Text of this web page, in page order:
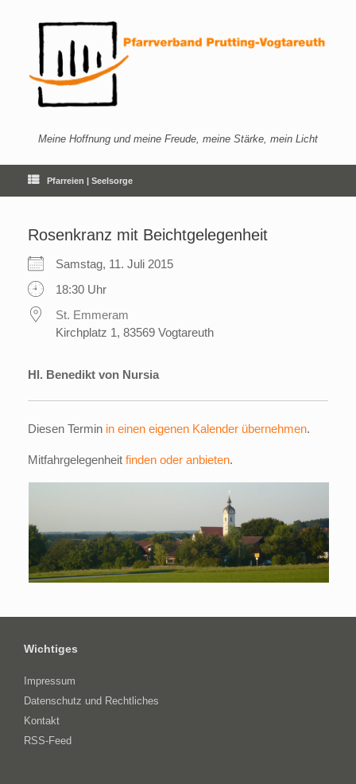
Meine Hoffnung und meine Freude, meine Stärke, mein Licht
Pfarreien | Seelsorge
Rosenkranz mit Beichtgelegenheit
Samstag, 11. Juli 2015
18:30 Uhr
St. Emmeram
Kirchplatz 1, 83569 Vogtareuth
Hl. Benedikt von Nursia
Diesen Termin in einen eigenen Kalender übernehmen.
Mitfahrgelegenheit finden oder anbieten.
Wichtiges
Impressum
Datenschutz und Rechtliches
Kontakt
RSS-Feed